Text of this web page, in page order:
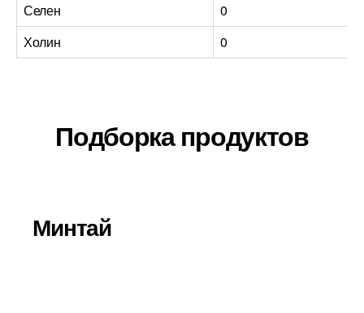
Селен
0
Холин
0
Подборка продуктов
Минтай